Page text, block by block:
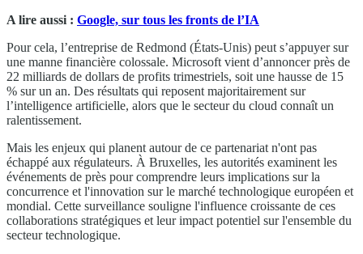
A lire aussi : Google, sur tous les fronts de l’IA
Pour cela, l’entreprise de Redmond (États-Unis) peut s’appuyer sur
une manne financière colossale. Microsoft vient d’annoncer près de
22 milliards de dollars de profits trimestriels, soit une hausse de 15
% sur un an. Des résultats qui reposent majoritairement sur
l’intelligence artificielle, alors que le secteur du cloud connaît un
ralentissement.
Mais les enjeux qui planent autour de ce partenariat n'ont pas
échappé aux régulateurs. À Bruxelles, les autorités examinent les
événements de près pour comprendre leurs implications sur la
concurrence et l'innovation sur le marché technologique européen et
mondial. Cette surveillance souligne l'influence croissante de ces
collaborations stratégiques et leur impact potentiel sur l'ensemble du
secteur technologique.